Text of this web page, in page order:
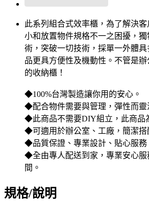
此系列組合式效率櫃，為了解決
小和放置物件規格不一之困擾，
術，突破一切技術，採單一外體
品更具方便性及機動性。不管是
的收納櫃！
◆100%台灣製造讓你用的安心。
◆配合物件需要與管理，彈性而靈
◆此商品不需要DIY組立，此商品
◆可適用於辦公室、工廠，簡潔搭
◆品質保證、專業設計、貼心服務
◆全由專人配送到家，專業安心服
間。
規格/說明